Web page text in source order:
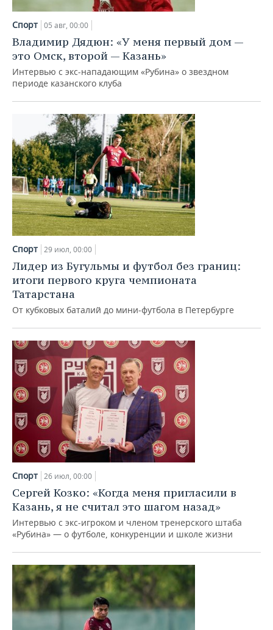
НЕФТЕХИМИЯ
НЕФТЬ
ОПК
ЭНЕРГЕТИКА
РОЗНИЧНАЯ ТОРГОВЛЯ
ТРАНСПОРТ
УСЛУГИ
НОВОСТИ ТЕХНОЛОГИЙ
МЕДИА
МЕРОПРИЯТИЯ
НОВОСТИ МЕРОПРИЯТИЙ
ВЫЕЗДНАЯ РЕДАКЦИЯ
ONLINE-КОНФЕРЕНЦИИ
ОТКРЫТАЯ ЛЕКЦИЯ
СПОРТ
НОВОСТИ СПОРТА
ХОККЕЙ
БАСКЕТБОЛ
ВОЛЕЙБОЛ
КИБЕРСПОРТ
ФИГУРНОЕ КАТАНИЕ
ВОДНЫЕ ВИДЫ СПОРТА
ХОККЕЙ С МЯЧОМ
ОБЩЕСТВО
ВЛАСТЬ
ИНФРАСТРУКТУРА
ИСТОРИЯ
КУЛЬТУРА
МЕДИЦИНА
ОБРАЗОВАНИЕ
ПРОИСШЕСТВИЯ
СЮЖЕТЫ
СПРАВОЧНИК
СПИСОК ПЕРСОН
СПИСОК КОМПАНИЙ
ПОЛНАЯ ВЕРСИЯ
Спорт 05 авг, 00:00
Владимир Дядюн: «У меня первый дом —
это Омск, второй — Казань»
Интервью с экс-нападающим «Рубина» о звездном
периоде казанского клуба
Спорт 29 июл, 00:00
Лидер из Бугульмы и футбол без границ:
итоги первого круга чемпионата
Татарстана
От кубковых баталий до мини‑футбола в Петербурге
Спорт 26 июл, 00:00
Сергей Козко: «Когда меня пригласили в
Казань, я не считал это шагом назад»
Интервью с экс-игроком и членом тренерского штаба
«Рубина» — о футболе, конкуренции и школе жизни